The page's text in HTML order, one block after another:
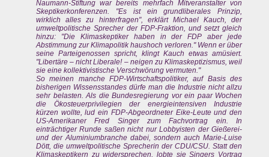
Naumann-Stiftung war bereits mehrfach Mitveranstalter von
Skeptikerkonferenzen. "Es ist ein grundliberales Prinzip,
wirklich alles zu hinterfragen", erklärt Michael Kauch, der
umweltpolitische Sprecher der FDP-Fraktion, und setzt gleich
hinzu: "Die Klimaskeptiker haben in der FDP aber jede
Abstimmung zur Klimapolitik haushoch verloren." Wenn er über
seine Parteigenossen spricht, klingt Kauch etwas amüsiert.
"Libertäre – nicht Liberale! – neigen zu Klimaskeptizismus, weil
sie eine kollektivistische Verschwörung vermuten."
So meinen manche FDP-Wirtschaftspolitiker, auf Basis des
bisherigen Wissensstandes dürfe man die Industrie nicht allzu
sehr belasten. Als die Bundesregierung vor ein paar Wochen
die Ökosteuerprivilegien der energieintensiven Industrie
kürzen wollte, lud ein FDP-Abgeordneter Eike-Leute und den
US-Amerikaner Fred Singer zum Fachvortrag ein. In
einträchtiger Runde saßen nicht nur Lobbyisten der Gießerei-
und der Aluminiumbranche dabei, sondern auch Marie-Luise
Dött, die umweltpolitische Sprecherin der CDU/CSU. Statt den
Klimaskeptikern zu widersprechen, lobte sie Singers Vortrag